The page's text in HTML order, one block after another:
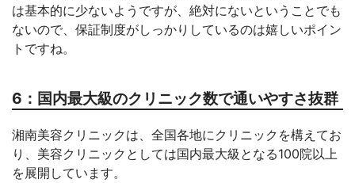
は基本的に少ないようですが、絶対にないということでも
ないので、保証制度がしっかりしているのは嬉しいポイン
トですね。
6：国内最大級のクリニック数で通いやすさ抜群
湘南美容クリニックは、全国各地にクリニックを構えてお
り、美容クリニックとしては国内最大級となる100院以上
を展開しています。